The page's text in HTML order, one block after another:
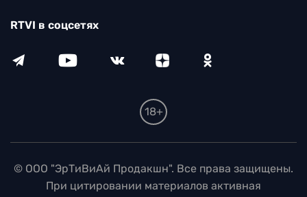
RTVI в соцсетях
18+
© ООО "ЭрТиВиАй Продакшн". Все права защищены.
При цитировании материалов активная